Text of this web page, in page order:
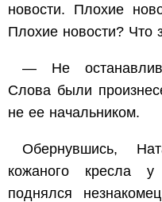
новости. Плохие
Плохие новости? Что
— Не
Слова были
не ее начальником.
Обернувшись,
кожаного кресла
поднялся